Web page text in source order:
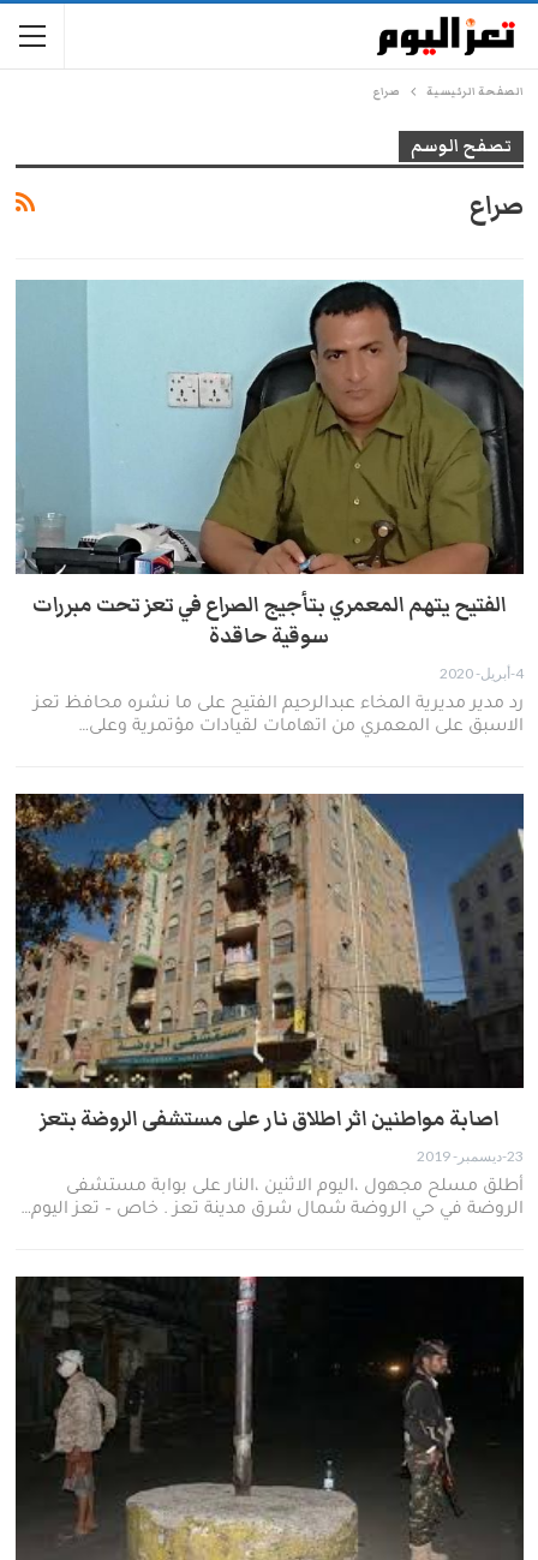
الصفحة الرئيسية صراع
تصفح الوسم
صراع
الفتيح يتهم المعمري بتأجيج الصراع في تعز تحت مبررات
سوقية حاقدة
4-أبريل- 2020
رد مدير مديرية المخاء عبدالرحيم الفتيح على ما نشره محافظ تعز
الاسبق على المعمري من اتهامات لقيادات مؤتمرية وعلى…
اصابة مواطنين اثر اطلاق نار على مستشفى الروضة بتعز
23-ديسمبر- 2019
أطلق مسلح مجهول ،اليوم الاثنين ،النار على بوابة مستشفى
الروضة في حي الروضة شمال شرق مدينة تعز . خاص – تعز اليوم…